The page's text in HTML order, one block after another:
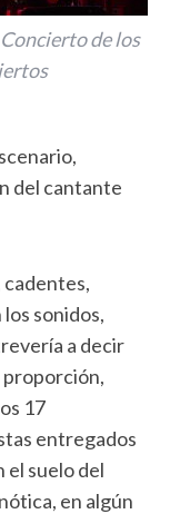
de los
del cantante
cadentes,
sonidos,
a decir
proporción,
17
entregados
el suelo del
en algún